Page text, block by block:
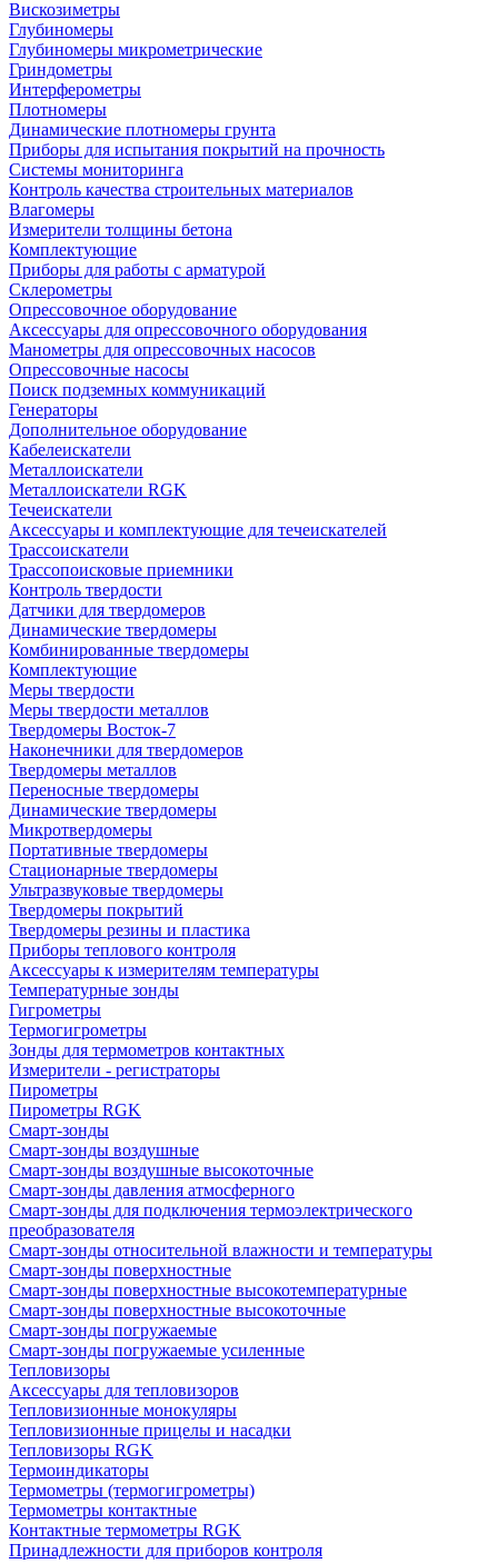
Вискозиметры
Глубиномеры
Глубиномеры микрометрические
Гриндометры
Интерферометры
Плотномеры
Динамические плотномеры грунта
Приборы для испытания покрытий на прочность
Системы мониторинга
Контроль качества строительных материалов
Влагомеры
Измерители толщины бетона
Комплектующие
Приборы для работы с арматурой
Склерометры
Опрессовочное оборудование
Аксессуары для опрессовочного оборудования
Манометры для опрессовочных насосов
Опрессовочные насосы
Поиск подземных коммуникаций
Генераторы
Дополнительное оборудование
Кабелеискатели
Металлоискатели
Металлоискатели RGK
Течеискатели
Аксессуары и комплектующие для течеискателей
Трассоискатели
Трассопоисковые приемники
Контроль твердости
Датчики для твердомеров
Динамические твердомеры
Комбинированные твердомеры
Комплектующие
Меры твердости
Меры твердости металлов
Твердомеры Восток-7
Наконечники для твердомеров
Твердомеры металлов
Переносные твердомеры
Динамические твердомеры
Микротвердомеры
Портативные твердомеры
Стационарные твердомеры
Ультразвуковые твердомеры
Твердомеры покрытий
Твердомеры резины и пластика
Приборы теплового контроля
Аксессуары к измерителям температуры
Температурные зонды
Гигрометры
Термогигрометры
Зонды для термометров контактных
Измерители - регистраторы
Пирометры
Пирометры RGK
Смарт-зонды
Смарт-зонды воздушные
Смарт-зонды воздушные высокоточные
Смарт-зонды давления атмосферного
Смарт-зонды для подключения термоэлектрического
преобразователя
Смарт-зонды относительной влажности и температуры
Смарт-зонды поверхностные
Смарт-зонды поверхностные высокотемпературные
Смарт-зонды поверхностные высокоточные
Смарт-зонды погружаемые
Смарт-зонды погружаемые усиленные
Тепловизоры
Аксессуары для тепловизоров
Тепловизионные монокуляры
Тепловизионные прицелы и насадки
Тепловизоры RGK
Термоиндикаторы
Термометры (термогигрометры)
Термометры контактные
Контактные термометры RGK
Принадлежности для приборов контроля